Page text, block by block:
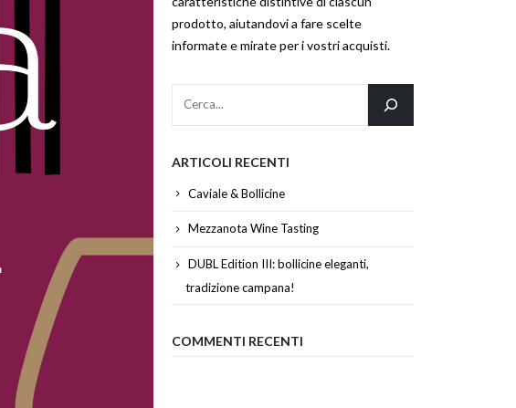
prodotto, aiutandovi a fare scelte
informate e mirate per i vostri acquisti.
ARTICOLI RECENTI
Caviale & Bollicine
Mezzanota Wine Tasting
DUBL Edition III: bollicine eleganti,
tradizione campana!
COMMENTI RECENTI